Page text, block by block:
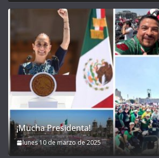
¡Mucha Presidenta!
lunes 10 de marzo de 2025